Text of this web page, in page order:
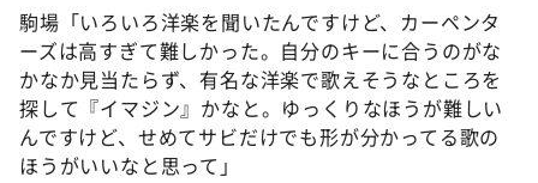
駒場「いろいろ洋楽を聞いたんですけど、カーペンタ
ーズは高すぎて難しかった。自分のキーに合うのがな
かなか見当たらず、有名な洋楽で歌えそうなところを
探して『イマジン』かなと。ゆっくりなほうが難しい
んですけど、せめてサビだけでも形が分かってる歌の
ほうがいいなと思って」